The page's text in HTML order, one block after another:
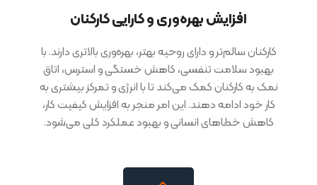
افزایش بهره‌وری و کارایی کارکنان
کارکنان سالم‌تر و دارای روحیه بهتر، بهره‌وری بالاتری دارند. با
بهبود سلامت تنفسی، کاهش خستگی و استرس، اتاق
نمک به کارکنان کمک می‌کند تا با انرژی و تمرکز بیشتری به
کار خود ادامه دهند. این امر منجر به افزایش کیفیت کار،
کاهش خطاهای انسانی و بهبود عملکرد کلی می‌شود.